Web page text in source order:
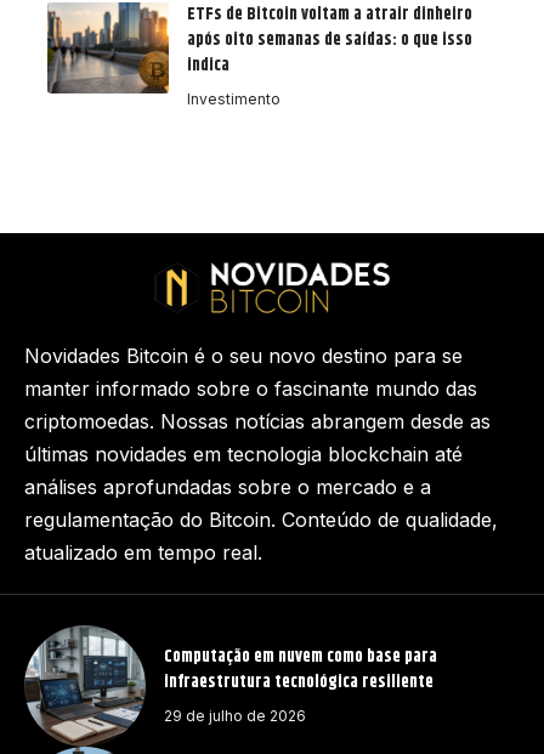
ETFs de Bitcoin voltam a atrair dinheiro
após oito semanas de saídas: o que isso
indica
Investimento
Computação em nuvem como base para
infraestrutura tecnológica resiliente
29 de julho de 2026
Novidades Bitcoin é o seu novo destino para se
manter informado sobre o fascinante mundo das
criptomoedas. Nossas notícias abrangem desde as
últimas novidades em tecnologia blockchain até
análises aprofundadas sobre o mercado e a
regulamentação do Bitcoin. Conteúdo de qualidade,
atualizado em tempo real.